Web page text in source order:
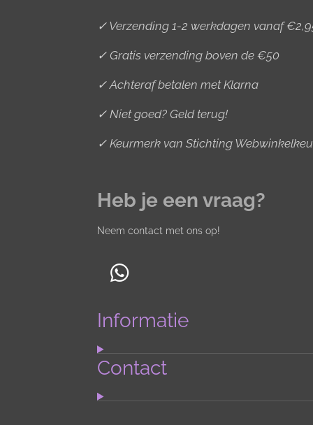
✓ Verzending 1-2 werkdagen vanaf
✓ Gratis verzending boven de €50
✓ Achteraf betalen met Klarna
✓ Niet goed? Geld terug!
✓ Keurmerk van Stichting
Heb je een vraag?
Neem contact met ons op!
W
a
s
p
Informatie
Contact